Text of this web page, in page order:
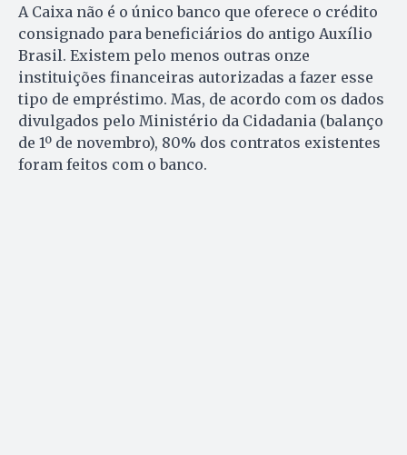
A Caixa não é o único banco que oferece o crédito
consignado para beneficiários do antigo Auxílio
Brasil. Existem pelo menos outras onze
instituições financeiras autorizadas a fazer esse
tipo de empréstimo. Mas, de acordo com os dados
divulgados pelo Ministério da Cidadania (balanço
de 1º de novembro), 80% dos contratos existentes
foram feitos com o banco.